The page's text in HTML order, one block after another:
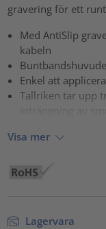
gravering för ett
Med AntiSlip
kabeln
Enkel att
Tallriken tar upp
Visa mer
Lagervara